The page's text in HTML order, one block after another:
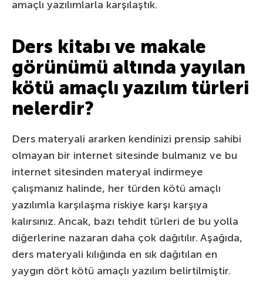
amaçlı yazılımlarla karşılaştık.
Ders kitabı ve makale
görünümü altında yayılan
kötü amaçlı yazılım türleri
nelerdir?
Ders materyali ararken kendinizi prensip sahibi
olmayan bir internet sitesinde bulmanız ve bu
internet sitesinden materyal indirmeye
çalışmanız halinde, her türden kötü amaçlı
yazılımla karşılaşma riskiye karşı karşıya
kalırsınız. Ancak, bazı tehdit türleri de bu yolla
diğerlerine nazaran daha çok dağıtılır. Aşağıda,
ders materyali kılığında en sık dağıtılan en
yaygın dört kötü amaçlı yazılım belirtilmiştir.